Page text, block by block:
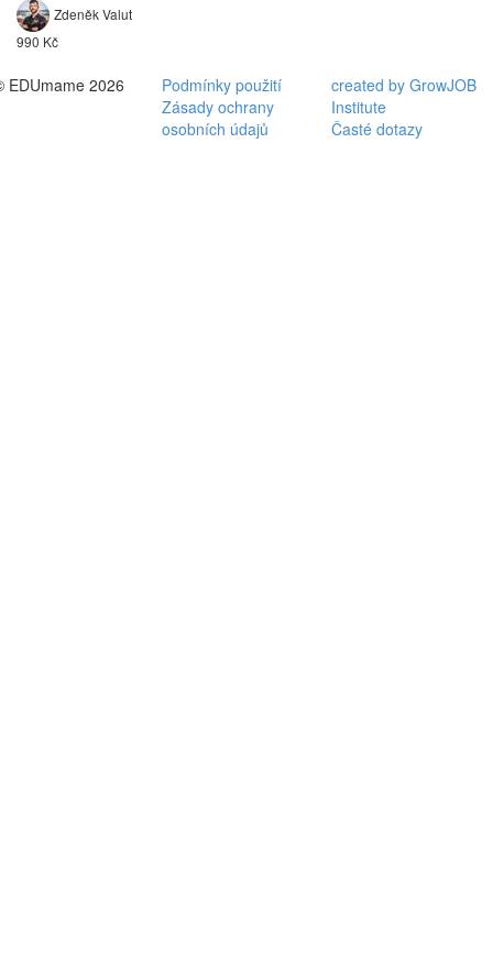
Zdeněk Valut
990 Kč
EDUmame 2026
Podmínky použití
Zásady ochrany
osobních údajů
created by GrowJOB
Institute
Časté dotazy